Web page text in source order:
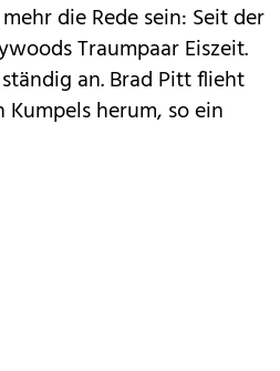
die Rede sein: Seit der
Traumpaar Eiszeit.
an. Brad Pitt flieht
herum, so ein